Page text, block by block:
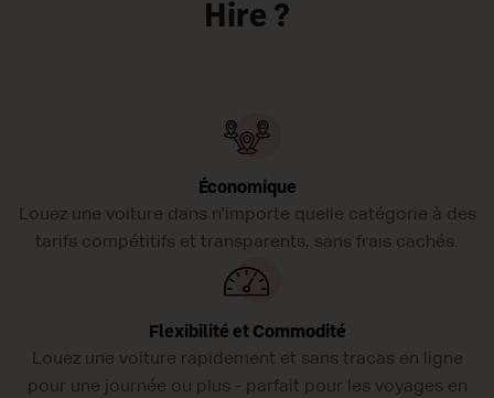
Hire ?
Économique
Louez une voiture dans n'importe quelle catégorie à des
tarifs compétitifs et transparents, sans frais cachés.
Flexibilité et Commodité
Louez une voiture rapidement et sans tracas en ligne
pour une journée ou plus - parfait pour les voyages en